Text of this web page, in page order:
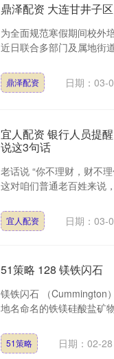
鼎泽配资 大连甘井子
为全面规范寒假期间校外
近日联合多部门及属地街
鼎泽配资 日期：03-
宜人配资 银行人员提
说这3句话
老话说 “你不理财，财不
这对咱们普通老百姓来说
宜人配资 日期：03-
51策略 128 镁铁闪石
镁铁闪石 （Cummington
地名命名的铁镁硅酸盐矿
51策略 日期：02-28